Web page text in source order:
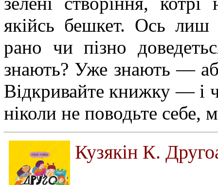
якійсь бешкет. Ось
рано чи пізно
знають? Уже знають —
Відкривайте книжку — і
ніколи не поводьте себе,
Кузякін К.